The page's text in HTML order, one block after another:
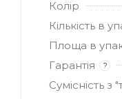
Колір
Кількість в
Площа в
Гарантія
?
Сумісність